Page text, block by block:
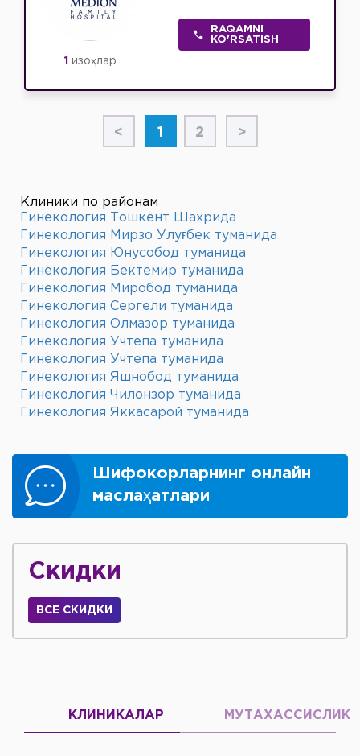
1 изоҳлар
RAQAMNI
KO'RSATISH
< 1 2 >
Клиники по районам
Гинекология Тошкент Шахрида
Гинекология Мирзо Улуғбек туманида
Гинекология Юнусобод туманида
Гинекология Бектемир туманида
Гинекология Миробод туманида
Гинекология Сергели туманида
Гинекология Олмазор туманида
Гинекология Учтепа туманида
Гинекология Учтепа туманида
Гинекология Яшнобод туманида
Гинекология Чилонзор туманида
Гинекология Яккасарой туманида
Шифокорларнинг онлайн
маслаҳатлари
Скидки
ВСЕ СКИДКИ
КЛИНИКАЛАР МУТАХАССИСЛИК